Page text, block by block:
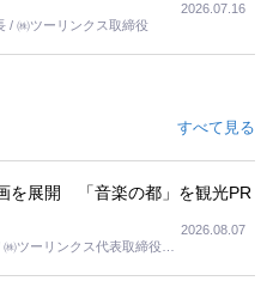
家族の足の便も考えない外池ない
/ ㈱ツーリンクス取締役
2026.07.16
すべて見る
を展開 「音楽の都」を観光PR
ツーリンクス代表取締役社
2026.08.07